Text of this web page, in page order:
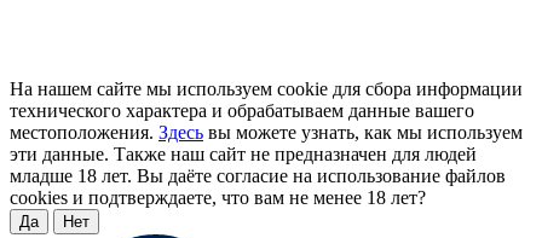
На нашем сайте мы используем cookie для сбора информации
технического характера и обрабатываем данные вашего
местоположения. Здесь вы можете узнать, как мы используем
эти данные. Также наш сайт не предназначен для людей
младше 18 лет. Вы даёте согласие на использование файлов
cookies и подтверждаете, что вам не менее 18 лет?
Да Нет